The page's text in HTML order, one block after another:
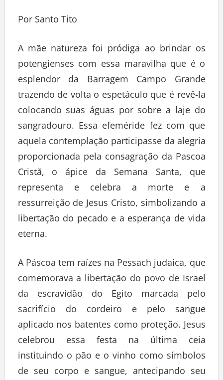
Por Santo Tito
A mãe natureza foi pródiga ao brindar os
potengienses com essa maravilha que é o
esplendor da Barragem Campo Grande
trazendo de volta o espetáculo que é revê-la
colocando suas águas por sobre a laje do
sangradouro. Essa efeméride fez com que
aquela contemplação participasse da alegria
proporcionada pela consagração da Pascoa
Cristã, o ápice da Semana Santa, que
representa e celebra a morte e a
ressurreição de Jesus Cristo, simbolizando a
libertação do pecado e a esperança de vida
eterna.
A Páscoa tem raízes na Pessach judaica, que
comemorava a libertação do povo de Israel
da escravidão do Egito marcada pelo
sacrifício do cordeiro e pelo sangue
aplicado nos batentes como proteção. Jesus
celebrou essa festa na última ceia
instituindo o pão e o vinho como símbolos
de seu corpo e sangue, antecipando seu